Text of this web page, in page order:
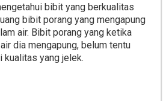
bibit yang berkualitas
bibit porang yang mengapung
air. Bibit porang yang ketika
dia mengapung, belum tentu
yang jelek.